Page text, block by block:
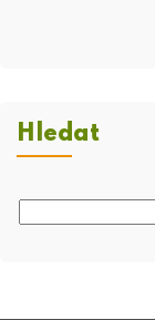
Hledat